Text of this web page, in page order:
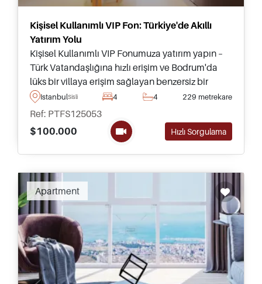
Kişisel Kullanımlı VIP Fon: Türkiye'de Akıllı
Yatırım Yolu
Kişisel Kullanımlı VIP Fonumuza yatırım yapın –
Türk Vatandaşlığına hızlı erişim ve Bodrum'da
lüks bir villaya erişim sağlayan benzersiz bir
fırsat. Daha fazla bilgi için bugün yerel
danışmanlarımızla görüşün.
IstanbulSisli 4 4 229 metrekare
Ref: PTFS125053
$100.000
Hızlı Sorgulama
Apartment